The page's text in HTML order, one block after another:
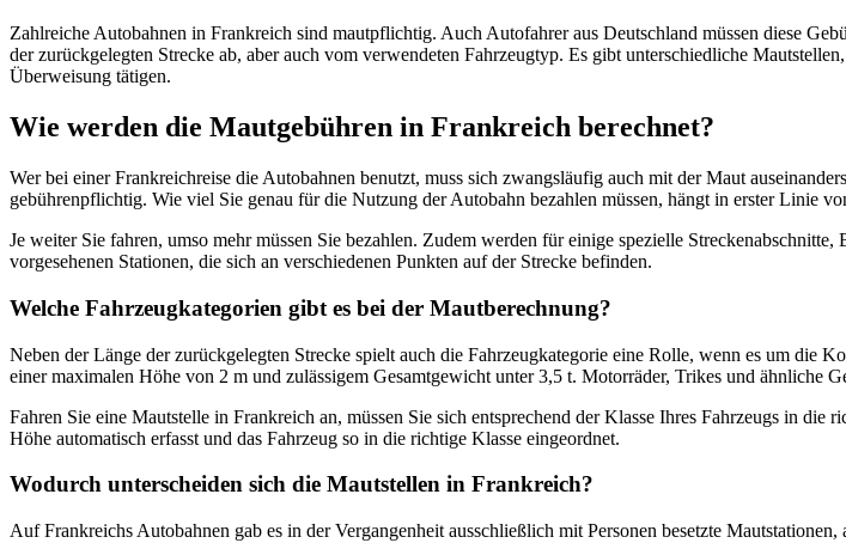
Zahlreiche Autobahnen in Frankreich sind mautpflichtig. Auch Autofahrer aus Deutschland müssen diese
der zurückgelegten Strecke ab, aber auch vom verwendeten Fahrzeugtyp. Es gibt unterschiedliche
Überweisung tätigen.
Wie werden die Mautgebühren in Frankreich berechnet?
Wer bei einer Frankreichreise die Autobahnen benutzt, muss sich zwangsläufig auch mit der Maut
gebührenpflichtig. Wie viel Sie genau für die Nutzung der Autobahn bezahlen müssen, hängt in erster Linie
Je weiter Sie fahren, umso mehr müssen Sie bezahlen. Zudem werden für einige spezielle
vorgesehenen Stationen, die sich an verschiedenen Punkten auf der Strecke befinden.
Welche Fahrzeugkategorien gibt es bei der Mautberechnung?
Neben der Länge der zurückgelegten Strecke spielt auch die Fahrzeugkategorie eine Rolle, wenn es um die
einer maximalen Höhe von 2 m und zulässigem Gesamtgewicht unter 3,5 t. Motorräder, Trikes und ähnliche
Fahren Sie eine Mautstelle in Frankreich an, müssen Sie sich entsprechend der Klasse Ihres Fahrzeugs in
Höhe automatisch erfasst und das Fahrzeug so in die richtige Klasse eingeordnet.
Wodurch unterscheiden sich die Mautstellen in Frankreich?
Auf Frankreichs Autobahnen gab es in der Vergangenheit ausschließlich mit Personen besetzte